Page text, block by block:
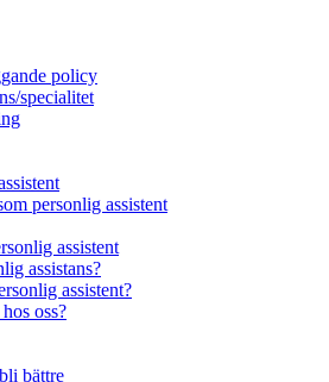
policy
specialitet
personlig assistent
assistent
assistans?
assistent?
oss?
bättre